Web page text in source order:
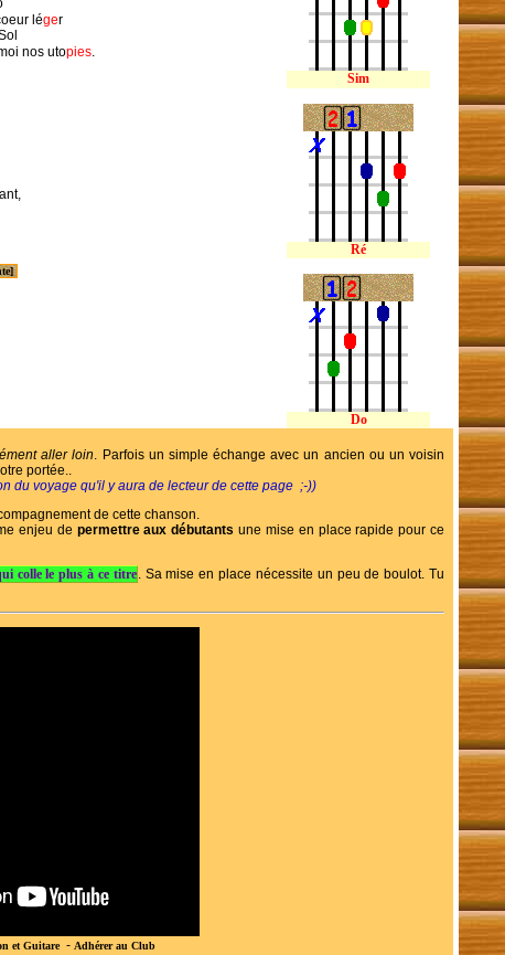
lé
ger
Sol
nos utopies.
Sim
Ré
Do
aller loin. Parfois un simple échange avec un ancien ou un voisin
portée..
du voyage qu'il y aura de lecteur de cette page ;-))
de cette chanson.
enjeu de permettre aux débutants une mise en place rapide pour ce
colle le plus à ce titre. Sa mise en place nécessite un peu de boulot. Tu
et Guitare - Adhérer au Club